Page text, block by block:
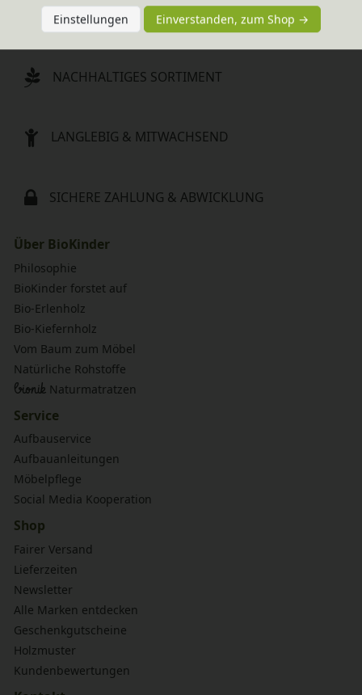
SCHNELLE LIEFERUNG
NACHHALTIGES SORTIMENT
LANGLEBIG & MITWACHSEND
SICHERE ZAHLUNG & ABWICKLUNG
Über BioKinder
Philosophie
BioKinder forstet auf
Bio-Erlenholz
Bio-Kiefernholz
Vom Baum zum Möbel
Natürliche Rohstoffe
bionik Naturmatratzen
Service
Aufbauservice
Aufbauanleitungen
Möbelpflege
Social Media Kooperation
Shop
Fairer Versand
Lieferzeiten
Newsletter
Alle Marken entdecken
Geschenkgutscheine
Holzmuster
Kundenbewertungen
Einstellungen Einverstanden, zum Shop →